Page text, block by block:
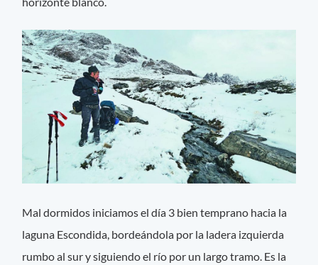
Mal dormidos iniciamos el día 3 bien temprano hacia la
laguna Escondida, bordeándola por la ladera izquierda
rumbo al sur y siguiendo el río por un largo tramo. Es la